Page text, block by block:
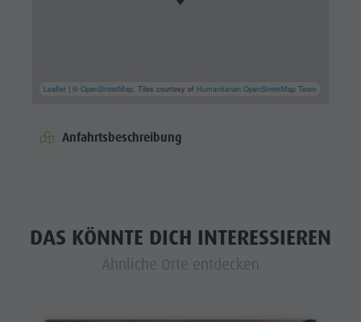
Leaflet | ©OpenStreetMap, Tiles courtesy of Humanitarian OpenStreetMap Team
Anfahrtsbeschreibung
DAS KÖNNTE DICH INTERESSIEREN
Ähnliche Orte entdecken